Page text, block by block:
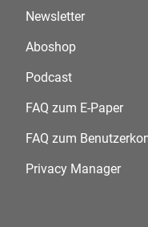
Newsletter
Aboshop
Podcast
FAQ zum E-Paper
FAQ zum
Privacy Manager